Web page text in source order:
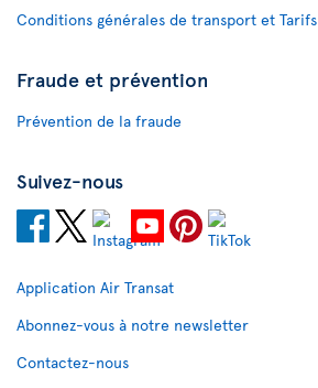
Conditions générales de transport et Tarifs
Fraude et prévention
Prévention de la fraude
Suivez-nous
Application Air Transat
Abonnez-vous à notre newsletter
Contactez-nous